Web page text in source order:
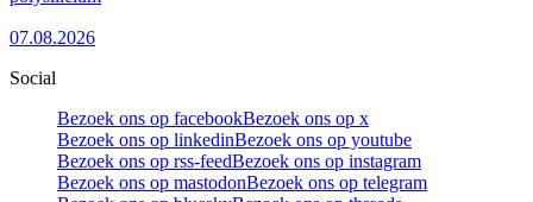
07.08.2026
Social
Bezoek ons op facebookBezoek ons op x
Bezoek ons op linkedinBezoek ons op youtube
Bezoek ons op rss-feedBezoek ons op instagram
Bezoek ons op mastodonBezoek ons op telegram